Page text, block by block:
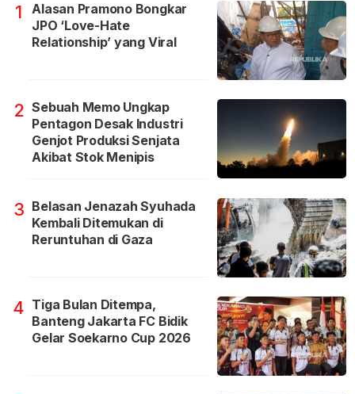
1
Alasan Pramono Bongkar
JPO ‘Love-Hate
Relationship’ yang Viral
2 Sebuah Memo Ungkap
Pentagon Desak Industri
Genjot Produksi Senjata
Akibat Stok Menipis
3 Belasan Jenazah Syuhada
Kembali Ditemukan di
Reruntuhan di Gaza
4 Tiga Bulan Ditempa,
Banteng Jakarta FC Bidik
Gelar Soekarno Cup 2026